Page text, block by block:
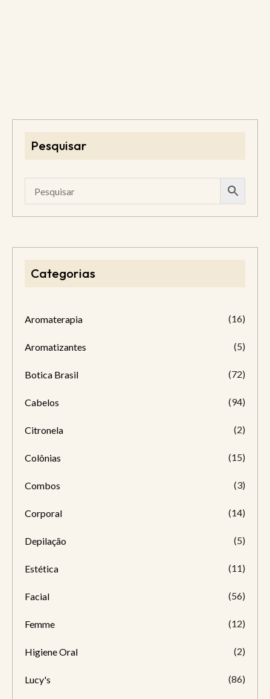
Pesquisar
Categorias
Aromaterapia (16)
Aromatizantes (5)
Botica Brasil (72)
Cabelos (94)
Citronela (2)
Colônias (15)
Combos (3)
Corporal (14)
Depilação (5)
Estética (11)
Facial (56)
Femme (12)
Higiene Oral (2)
Lucy's (86)